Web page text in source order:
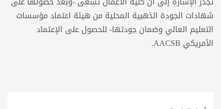
شهادات الجودة الذهبية المحلية من هيئة اعتماد مؤسسات
التعليم العالي وضمان جودتها- للحصول على الاٍعتماد
الأمريكي AACSB.